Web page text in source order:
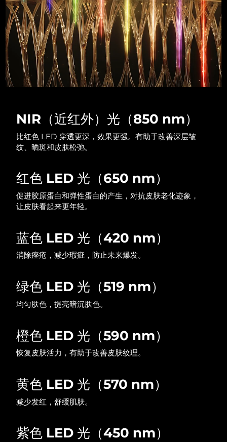
NIR（近红外）光（850 nm）
比红色 LED 穿透更深，效果更强。有助于改善深层皱
纹、晒斑和皮肤松弛。
红色 LED 光（650 nm）
促进胶原蛋白和弹性蛋白的产生，对抗皮肤老化迹象，
让皮肤看起来更年轻。
蓝色 LED 光（420 nm）
消除痤疮，减少瑕疵，防止未来爆发。
绿色 LED 光（519 nm）
均匀肤色，提亮暗沉肤色。
橙色 LED 光（590 nm）
恢复皮肤活力，有助于改善皮肤纹理。
黄色 LED 光（570 nm）
减少发红，舒缓肌肤。
紫色 LED 光（450 nm）